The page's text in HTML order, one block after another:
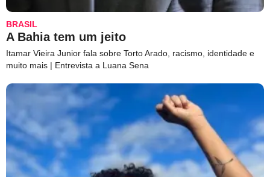
BRASIL
A Bahia tem um jeito
Itamar Vieira Junior fala sobre Torto Arado, racismo, identidade e
muito mais | Entrevista a Luana Sena